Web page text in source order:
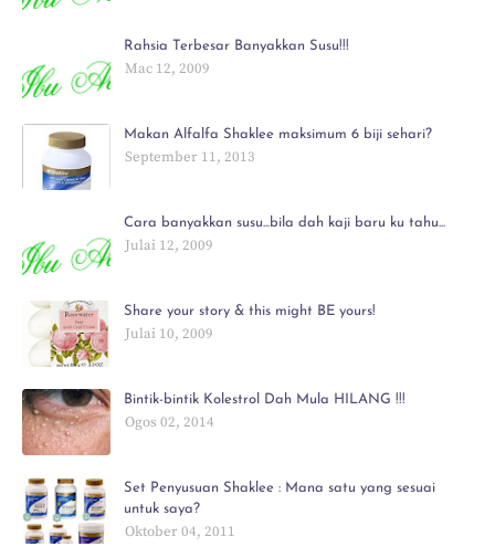
Rahsia Terbesar Banyakkan Susu!!!
Mac 12, 2009
Makan Alfalfa Shaklee maksimum 6 biji sehari?
September 11, 2013
Cara banyakkan susu...bila dah kaji baru ku tahu...
Julai 12, 2009
Share your story & this might BE yours!
Julai 10, 2009
Bintik-bintik Kolestrol Dah Mula HILANG !!!
Ogos 02, 2014
Set Penyusuan Shaklee : Mana satu yang sesuai
untuk saya?
Oktober 04, 2011